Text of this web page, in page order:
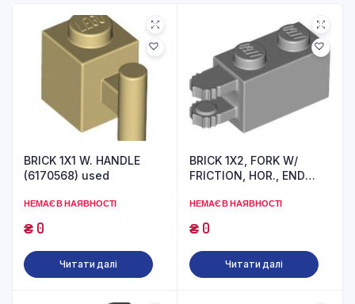
BRICK 1X1 W. HANDLE
(6170568) used
НЕМАЄ В НАЯВНОСТІ
₴0
Читати далі
BRICK 1X2, FORK W/
FRICTION, HOR., END
НЕМАЄ В НАЯВНОСТІ
₴0
Читати далі